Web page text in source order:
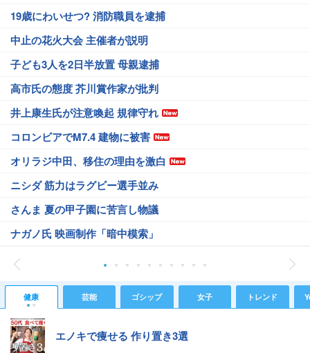
19歳にわいせつ? 消防職員を逮捕
中止の花火大会 主催者が説明
子ども3人を2日半放置 母親逮捕
高市氏の態度 芥川賞作家が批判
井上康生氏が注意喚起 規律守れ
コロンビアでM7.4 建物に被害
オリラジ中田、移住の理由を激白
ニシダ 筋力はラグビー選手並み
さんま 夏の甲子園に苦言し物議
ナガノ氏 映画制作「暗中模索」
健康 芸能 ゴシップ 女子 トレンド
エノキで痩せる 作り置き3選